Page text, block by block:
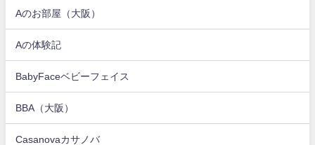
Aのお部屋（大阪）
Aの体験記
BabyFaceベビーフェイス
BBA（大阪）
Casanovaカサノバ